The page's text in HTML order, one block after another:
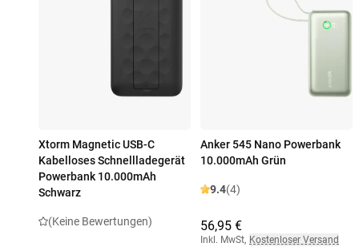
Xtorm Magnetic USB-C
Kabelloses Schnellladegerät
Powerbank 10.000mAh
Schwarz
(Keine Bewertungen)
Anker 545 Nano Powerbank
10.000mAh Grün
9.4(4)
56,95 €
Inkl. MwSt, Kostenloser Versand